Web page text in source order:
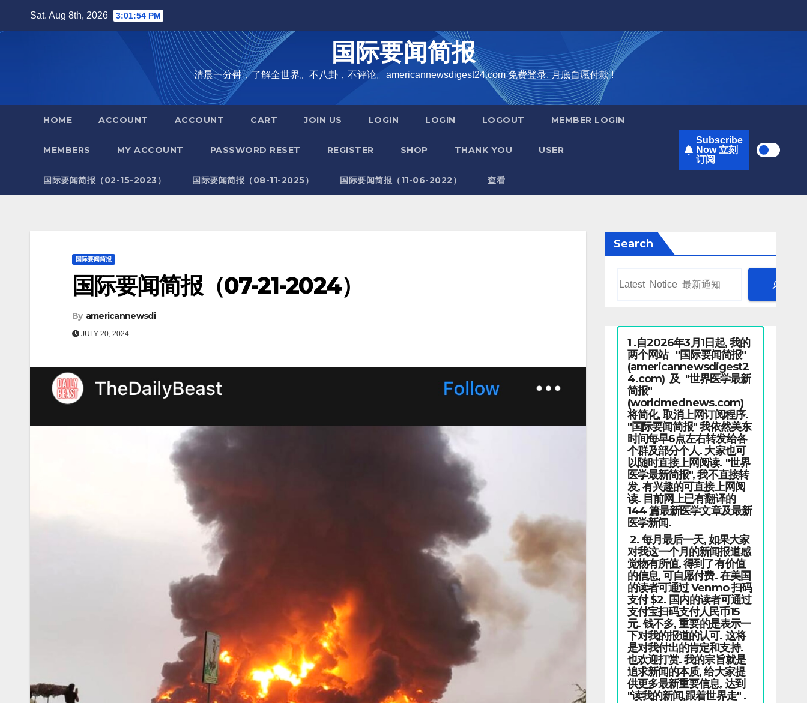
Sat. Aug 8th, 2026 3:01:55 PM
国际要闻简报
清晨一分钟，了解全世界。不八卦，不评论。americannewsdigest24.com 免费登录, 月底自愿付款 !
HOME ACCOUNT ACCOUNT CART JOIN US LOGIN LOGIN LOGOUT MEMBER LOGIN
MEMBERS MY ACCOUNT PASSWORD RESET REGISTER SHOP THANK YOU USER
国际要闻简报（02-15-2023） 国际要闻简报（08-11-2025） 国际要闻简报（11-06-2022） 查看
Subscribe
Now 立刻
订阅
国际要闻简报
国际要闻简报（07-21-2024）
By americannewsdi
JULY 20, 2024
Search
1 .自2026年3月1日起, 我的
两个网站 "国际要闻简报"
(americannewsdigest2
4.com) 及 "世界医学最新
简报"
(worldmednews.com)
将简化, 取消上网订阅程序.
"国际要闻简报" 我依然美东
时间每早6点左右转发给各
个群及部分个人. 大家也可
以随时直接上网阅读. "世界
医学最新简报", 我不直接转
发, 有兴趣的可直接上网阅
读. 目前网上已有翻译的
144 篇最新医学文章及最新
医学新闻.
2. 每月最后一天, 如果大家
对我这一个月的新闻报道感
觉物有所值, 得到了有价值
的信息, 可自愿付费. 在美国
的读者可通过 Venmo 扫码
支付 $2. 国内的读者可通过
支付宝扫码支付人民币15
元. 钱不多, 重要的是表示一
下对我的报道的认可. 这将
是对我付出的肯定和支持.
也欢迎打赏. 我的宗旨就是
追求新闻的本质, 给大家提
供更多最新重要信息, 达到
"读我的新闻,跟着世界走" .